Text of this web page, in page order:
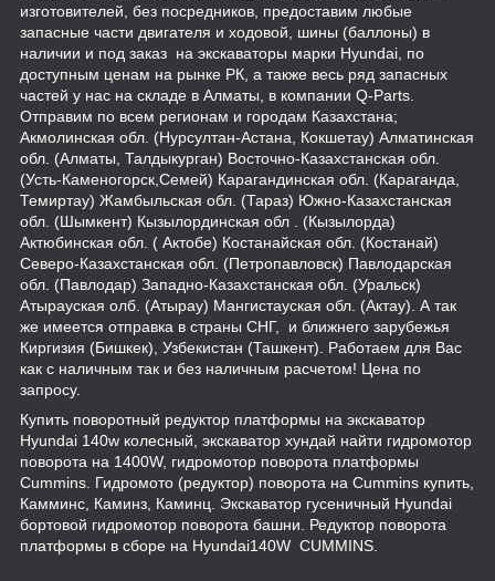
изготовителей, без посредников, предоставим любые
запасные части двигателя и ходовой, шины (баллоны) в
наличии и под заказ на экскаваторы марки Hyundai, по
доступным ценам на рынке РК, а также весь ряд запасных
частей у нас на складе в Алматы, в компании Q-Parts.
Отправим по всем регионам и городам Казахстана;
Акмолинская обл. (Нурсултан-Астана, Кокшетау) Алматинская
обл. (Алматы, Талдыкурган) Восточно-Казахстанская обл.
(Усть-Каменогорск,Семей) Карагандинская обл. (Караганда,
Темиртау) Жамбыльская обл. (Тараз) Южно-Казахстанская
обл. (Шымкент) Кызылординская обл . (Кызылорда)
Актюбинская обл. ( Актобе) Костанайская обл. (Костанай)
Северо-Казахстанская обл. (Петропавловск) Павлодарская
обл. (Павлодар) Западно-Казахстанская обл. (Уральск)
Атырауская олб. (Атырау) Мангистауская обл. (Актау). А так
же имеется отправка в страны СНГ, и ближнего зарубежья
Киргизия (Бишкек), Узбекистан (Ташкент). Работаем для Вас
как с наличным так и без наличным расчетом! Цена по
запросу.
Купить поворотный редуктор платформы на экскаватор
Hyundai 140w колесный, экскаватор хундай найти гидромотор
поворота на 1400W, гидромотор поворота платформы
Cummins. Гидромото (редуктор) поворота на Cummins купить,
Камминс, Каминз, Каминц. Экскaватор гусеничный Hyundai
бортовой гидромотор поворота башни. Редуктор поворота
платформы в сборе на Hyundai140W CUMMINS.